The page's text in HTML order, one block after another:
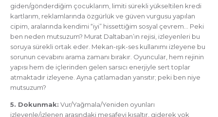
giden/gönderdiğim çocuklarım, limiti sürekli yükseltilen kredi
kartlarım, reklamlarında özgürlük ve güven vurgusu yapılan
cipim, aralarında kendimi “iyi” hissettiğim sosyal çevrem… Peki
ben neden mutsuzum? Murat Daltaban’ın rejisi, izleyenleri bu
soruya sürekli ortak eder. Mekan-ışık-ses kullanımı izleyene bu
sorunun cevabını arama zamanı bırakır. Oyuncular, hem rejinin
yapısı hem de içlerinden gelen sarsıcı enerjiyle sert toplar
atmaktadır izleyene. Ayna çatlamadan yansıtır; peki ben niye
mutsuzum?
5. Dokunmak: Vur/Yağmala/Yeniden oyunları
izleyenle/izlenen arasındaki mesafeyi kısaltır, giderek yok